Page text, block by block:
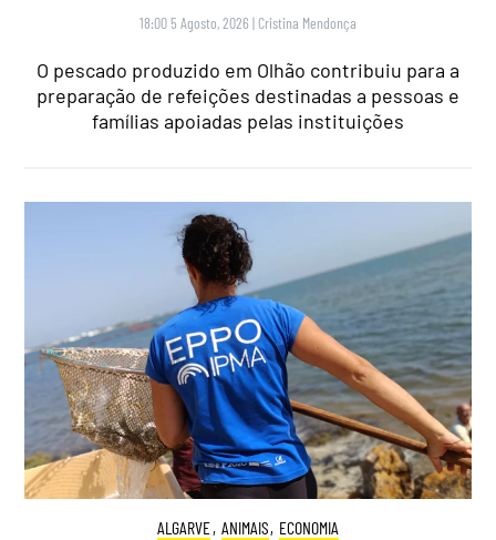
18:00 5 Agosto, 2026 | Cristina Mendonça
O pescado produzido em Olhão contribuiu para a
preparação de refeições destinadas a pessoas e
famílias apoiadas pelas instituições
ALGARVE, ANIMAIS, ECONOMIA